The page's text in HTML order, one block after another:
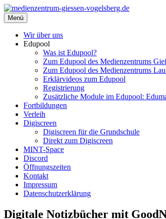
Zum
Inhalt
springen
medienzentrum-giessen-vogelsberg.de
Regionales Medienzentrum Gießen-Vogelsberg
Menü
Wir über uns
Edupool
Was ist Edupool?
Zum Edupool des Medienzentrums
Zum Edupool des Medienzentrums
Erklärvideos zum Edupool
Registrierung
Zusätzliche Module im Edupool:
Fortbildungen
Verleih
Digiscreen
Digiscreen für die Grundschule
Direkt zum Digiscreen
MINT-Space
Discord
Öffnungszeiten
Kontakt
Impressum
Datenschutzerklärung
Digitale Notizbücher mit